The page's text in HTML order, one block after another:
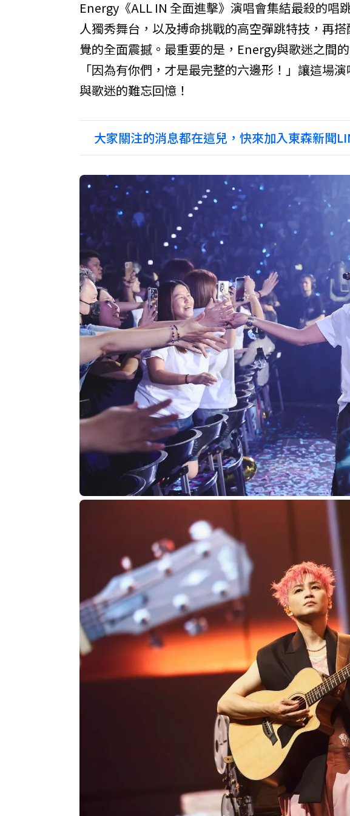
Energy《ALL IN 全面進擊》演唱會集結最殺的唱
人獨秀舞台，以及搏命挑戰的高空彈跳特技，再
覺的全面震撼。最重要的是，Energy與歌迷之間
「因為有你們，才是最完整的六邊形！」讓這場
與歌迷的難忘回憶！
大家關注的消息都在這兒，快來加入東森新聞